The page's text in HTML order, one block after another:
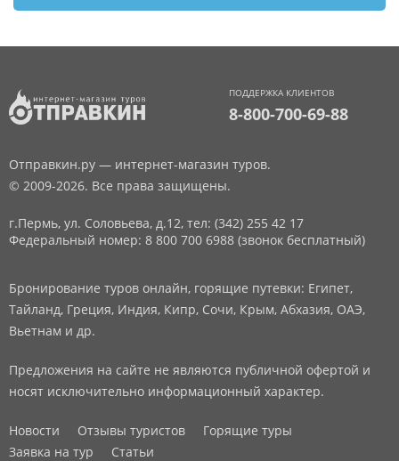
ПОДДЕРЖКА КЛИЕНТОВ
8-800-700-69-88
Отправкин.ру — интернет-магазин туров.
© 2009-2026. Все права защищены.
г.Пермь, ул. Соловьева, д.12, тел: (342) 255 42 17
Федеральный номер: 8 800 700 6988 (звонок бесплатный)
Бронирование туров онлайн, горящие путевки: Египет,
Тайланд, Греция, Индия, Кипр, Сочи, Крым, Абхазия, ОАЭ,
Вьетнам и др.
Предложения на сайте не являются публичной офертой и
носят исключительно информационный характер.
Новости Отзывы туристов
Горящие туры
Заявка на тур
Статьи